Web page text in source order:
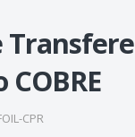
CPR